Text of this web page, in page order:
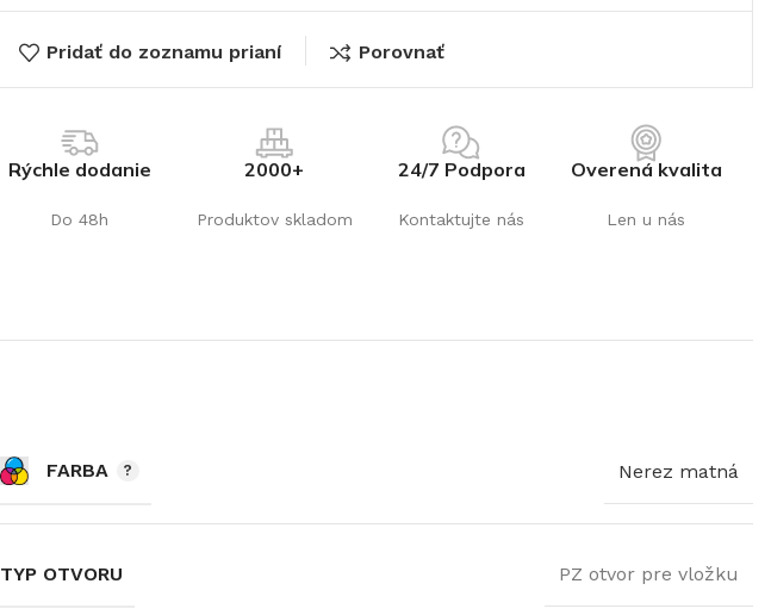
Pridať do zoznamu prianí Porovnať
Rýchle dodanie
Do 48h
2000+
Produktov skladom
24/7 Podpora
Kontaktujte nás
Overená kvalita
Len u nás
FARBA Nerez matná
TYP OTVORU PZ otvor pre vložku
€